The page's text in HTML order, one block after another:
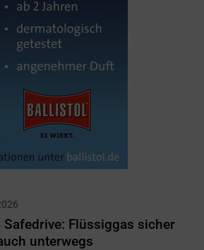
Safedrive: Flüssiggas sicher
unterwegs